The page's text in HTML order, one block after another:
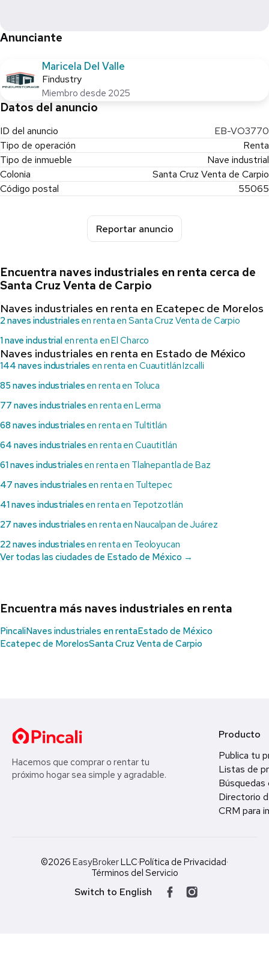
Anunciante
Maricela Del Valle
Findustry
Miembro desde 2025
Datos del anuncio
ID del anuncio
EB-VO3770
Tipo de operación
Renta
Tipo de inmueble
Nave industrial
Colonia
Santa Cruz Venta de Carpio
Código postal
55065
Reportar anuncio
Encuentra naves industriales en renta cerca de
Santa Cruz Venta de Carpio
Naves industriales en renta en Ecatepec de Morelos
2 naves industriales en renta en Santa Cruz Venta de Carpio
1 nave industrialen renta en El Charco
Naves industriales en renta en Estado de México
144 naves industriales en renta en Cuautitlán Izcalli
85 naves industriales en renta en Toluca
77 naves industriales en renta en Lerma
68 naves industriales en renta en Tultitlán
64 naves industriales en renta en Cuautitlán
61 naves industriales en renta en Tlalnepantla de Baz
47 naves industriales en renta en Tultepec
41 naves industriales en renta en Tepotzotlán
27 naves industriales en renta en Naucalpan de Juárez
22 naves industriales en renta en Teoloyucan
Ver todas las ciudades de Estado de México →
Encuentra más naves industriales en renta
PincaliNaves industriales en rentaEstado de México
Ecatepec de MorelosSanta Cruz Venta de Carpio
Hacemos que comprar o rentar tu
próximo hogar sea simple y agradable.
Producto
Publica tu
Listas de
Búsquedas
Directorio
CRM para
©2026 EasyBrokerLLC·Política de Privacidad·
Términos del Servicio
Switch to English